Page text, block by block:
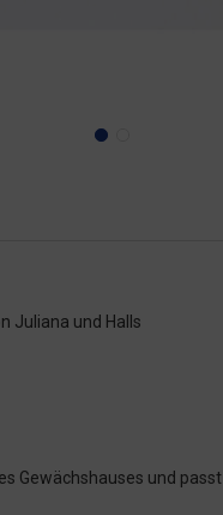
Juliana und Halls
Gewächshauses und